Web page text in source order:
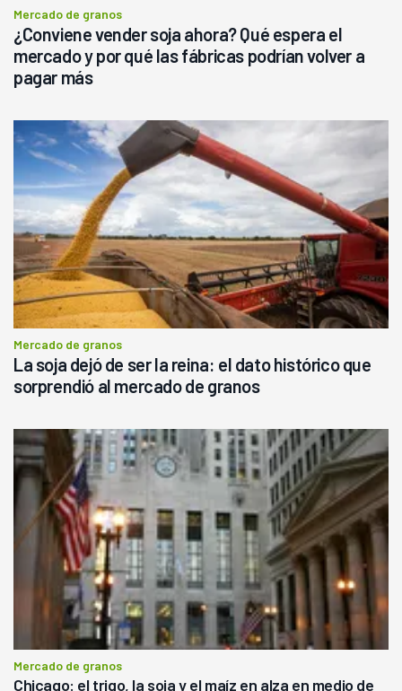
Mercado de granos
¿Conviene vender soja ahora? Qué espera el
mercado y por qué las fábricas podrían volver a
pagar más
Mercado de granos
La soja dejó de ser la reina: el dato histórico que
sorprendió al mercado de granos
Mercado de granos
Chicago: el trigo, la soja y el maíz en alza en medio de